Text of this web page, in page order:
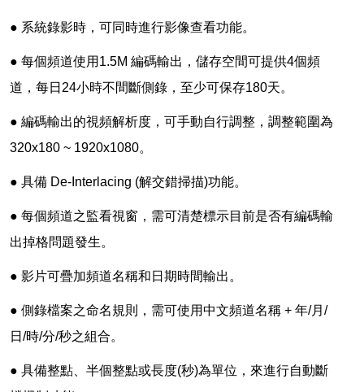
● 系統錄影時，可同時進行影像查看功能。
● 每個頻道使用1.5M 編碼輸出，儲存空間可提供4個頻
道，每日24小時不間斷側錄，至少可保存180天。
● 編碼輸出的視頻解析度，可手動自行調整，調整範圍為
320x180 ~ 1920x1080。
● 具備 De-Interlacing (解交錯掃描)功能。
● 每個頻道之監看視窗，需可清楚標示目前是否有編碼輸
出掉格問題發生。
● 影片可疊加頻道名稱和日期時間輸出。
● 側錄檔案之命名規則，需可使用中文頻道名稱 + 年/月/
日/時/分/秒之組合。
● 具備整點、半個整點或長度(秒)為單位，來進行自動斷